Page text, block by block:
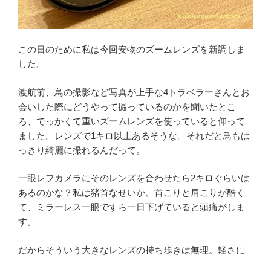
この日のために私は今回安物のズームレンズを新調しま
した。
渡航前、鳥の撮影など写真が上手な4トラベラーさんとお
会いした際にどうやって撮っているのかを聞いたとこ
ろ、でっかくて重いズームレンズを使っていると仰って
ました。レンズで1キロ以上あるそうな。それだと鳥もは
っきり綺麗に撮れるんだって。
一眼レフカメラにそのレンズを合わせたら2キロぐらいは
あるのかな？私は猪首なせいか、首こりと肩こりが酷く
て、ミラーレス一眼ですら一日下げていると頭痛がしま
す。
だからそういう大きなレンズの持ち歩きは無理。軽さに